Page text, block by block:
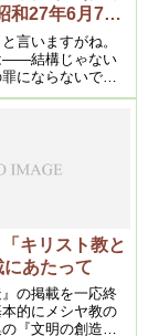
和27年6月7日
言いますがね。
――結構じゃない
にならないで
は偽いつわりで
違うんですよ。
先が信ずるも信
ってやがらあ、
も良いんです。
うのは空虚なも
から口偏に虚か
ね。偽りというの
っているんです
キリスト教と
あたって
』の掲載を一応終
的にメシヤ教の
『文明の創造』